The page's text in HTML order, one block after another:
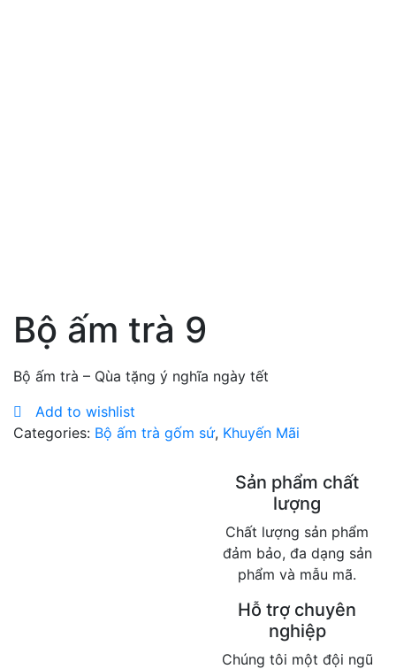
Bộ ấm trà 9
Bộ ấm trà – Qùa tặng ý nghĩa ngày tết
Add to wishlist
Categories: Bộ ấm trà gốm sứ, Khuyến Mãi
Sản phẩm chất
lượng
Chất lượng sản phẩm
đảm bảo, đa dạng sản
phẩm và mẫu mã.
Hỗ trợ chuyên
nghiệp
Chúng tôi một đội ngũ